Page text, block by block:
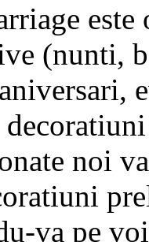
este
(nunti,
noi
va pe